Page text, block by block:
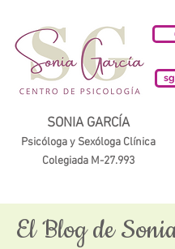
SONIA GARCÍA
Psicóloga y Sexóloga Clínica
Colegiada M-27.993
El Blog de